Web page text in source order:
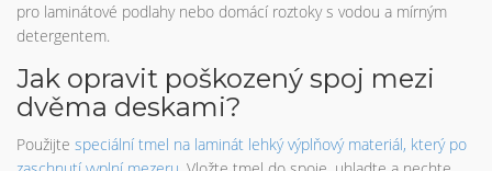
pro laminátové podlahy nebo domácí roztoky s vodou a mírným
detergentem.
Jak opravit poškozený spoj mezi
dvěma deskami?
Použijte speciální tmel na laminát lehký výplňový materiál, který po